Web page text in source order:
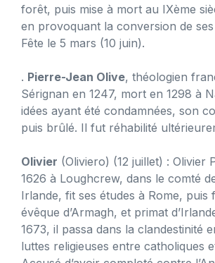
forêt, puis mise à mort au IXème
en provoquant la conversion de
Fête le 5 mars (10 juin).
. Pierre-Jean Olive, théologien
Sérignan en 1247, mort en 1298 à
idées ayant été condamnées, son
puis brûlé. Il fut réhabilité
Olivier (Oliviero) (12 juillet) : Olivier
1626 à Loughcrew, dans le comté
Irlande, fit ses études à Rome, puis
évêque d’Armagh, et primat
1673, il passa dans la clandestinité
luttes religieuses entre catholiques